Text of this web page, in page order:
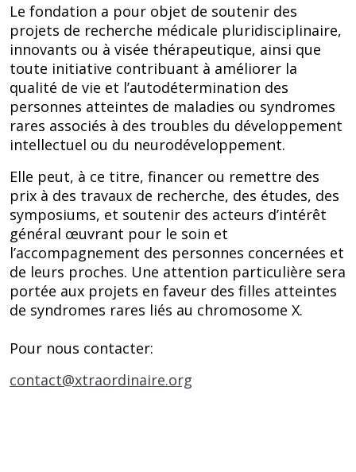
Le fondation a pour objet de soutenir des
projets de recherche médicale pluridisciplinaire,
innovants ou à visée thérapeutique, ainsi que
toute initiative contribuant à améliorer la
qualité de vie et l’autodétermination des
personnes atteintes de maladies ou syndromes
rares associés à des troubles du développement
intellectuel ou du neurodéveloppement.
Elle peut, à ce titre, financer ou remettre des
prix à des travaux de recherche, des études, des
symposiums, et soutenir des acteurs d’intérêt
général œuvrant pour le soin et
l’accompagnement des personnes concernées et
de leurs proches. Une attention particulière sera
portée aux projets en faveur des filles atteintes
de syndromes rares liés au chromosome X.
Pour nous contacter:
contact@xtraordinaire.org